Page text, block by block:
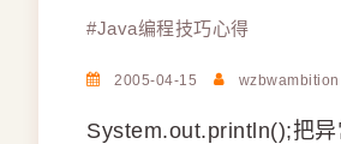
#Java编程技巧心得
2005-04-15 wzbwambition
System.out.println();把